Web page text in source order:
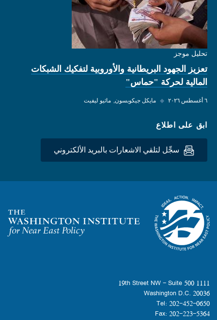
تحليل موجز
تعزيز الجهود البريطانية والأوروبية لتفكيك الشبكات
المالية لحركة "حماس"
◆ مايكل جيكوبسون ماثيو ليفيت
ابق على اطلاع
سجِّل لتلقي الاشعارات بالبريد الألكتروني
Homepage
1111 19th Street NW - Suite 500
Washington D.C. 20036
Tel: 202-452-0650
Fax: 202-223-5364